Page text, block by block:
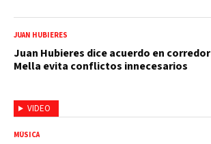
VIDEO
JUAN HUBIERES
Juan Hubieres dice acuerdo en corredor
Mella evita conflictos innecesarios
MÚSICA